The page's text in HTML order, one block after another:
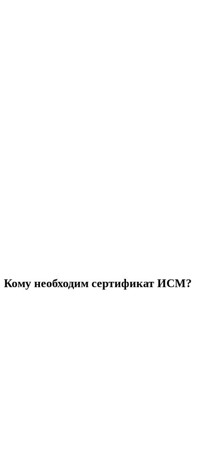
Кому необходим сертификат ИСМ?